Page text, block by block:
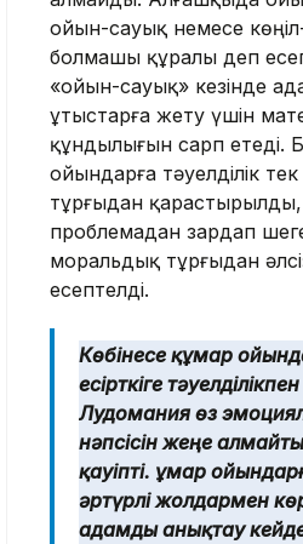
ойын-сауық немесе
болмашы құралы деп
«ойын-сауық» кезінде
ұтыстарға жету үшін
құндылығын сарп етеді.
ойындарға тәуелділік
тұрғыдан
проблемадан зардап
моральдық тұрғыдан
есептелді.
Көбінесе құмар
есірткіге
Лудомания өз
нәпсісін жеңе
қауіпті. Құмар
әртүрлі жолдармен
адамды анықтау